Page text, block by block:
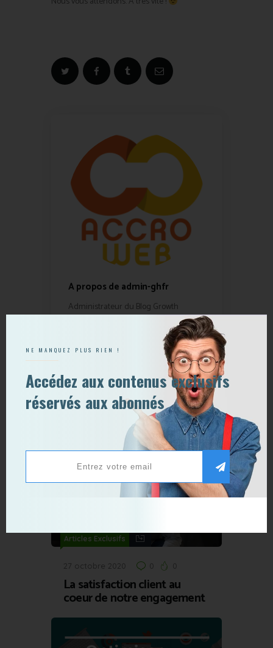
A propos de admin-ghfr
Administrateur du Blog Growth
Vous pouvez également aimer :
Articles Exclusifs
27 octobre 2020 0 0
La satisfaction client au
coeur de notre engagement
NE MANQUEZ PLUS RIEN !
Accédez aux contenus exclusifs
réservés aux abonnés